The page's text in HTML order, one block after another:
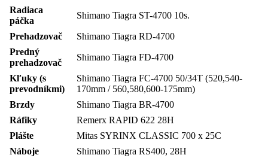
Radiaca
páčka
Shimano Tiagra ST-4700 10s.
Prehadzovač
Shimano Tiagra RD-4700
Predný
prehadzovač
Shimano Tiagra FD-4700
Kľuky (s
prevodníkmi)
Shimano Tiagra FC-4700 50/34T (520,540-
170mm / 560,580,600-175mm)
Brzdy
Shimano Tiagra BR-4700
Ráfiky
Remerx RAPID 622 28H
Plášte
Mitas SYRINX CLASSIC 700 x 25C
Náboje
Shimano Tiagra RS400, 28H